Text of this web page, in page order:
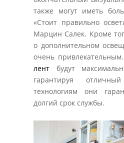
также могут иметь
«Стоит правильно
Марцин Салек. Кроме
о дополнительном
очень привлекательным.
лент будут
гарантируя
технологиям они
долгий срок службы.